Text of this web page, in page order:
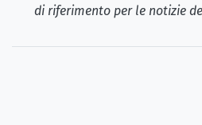
di riferimento per le notizie